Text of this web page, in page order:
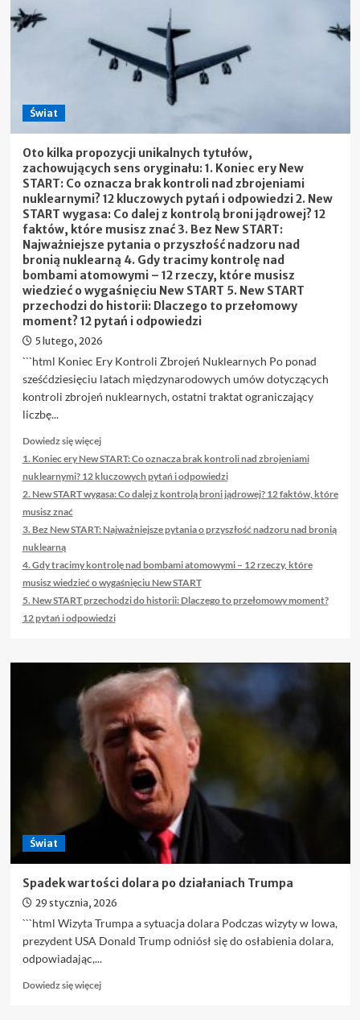
ropy
–
napięcia
Świat
Oto kilka propozycji unikalnych tytułów,
zachowujących sens oryginału: 1. Koniec ery New
START: Co oznacza brak kontroli nad zbrojeniami
nuklearnymi? 12 kluczowych pytań i odpowiedzi 2. New
START wygasa: Co dalej z kontrolą broni jądrowej? 12
faktów, które musisz znać 3. Bez New START:
Najważniejsze pytania o przyszłość nadzoru nad
bronią nuklearną 4. Gdy tracimy kontrolę nad
bombami atomowymi – 12 rzeczy, które musisz
wiedzieć o wygaśnięciu New START 5. New START
przechodzi do historii: Dlaczego to przełomowy
moment? 12 pytań i odpowiedzi
5 lutego, 2026
```html Koniec Ery Kontroli Zbrojeń Nuklearnych Po ponad
sześćdziesięciu latach międzynarodowych umów dotyczących
kontroli zbrojeń nuklearnych, ostatni traktat ograniczający
liczbę...
Dowiedz się więcejDowiedz
się
o
Oto
propozycji
tytułów,
zachowujących
sens
oryginału:
1. Koniec ery New START: Co oznacza brak kontroli nad zbrojeniami
nuklearnymi? 12 kluczowych pytań i odpowiedzi
2. New START wygasa: Co dalej z kontrolą broni jądrowej? 12 faktów, które
musisz znać
3. Bez New START: Najważniejsze pytania o przyszłość nadzoru nad bronią
nuklearną
4. Gdy tracimy kontrolę nad bombami atomowymi – 12 rzeczy, które
musisz wiedzieć o wygaśnięciu New START
5. New START przechodzi do historii: Dlaczego to przełomowy moment?
12 pytań i odpowiedzi
Świat
Spadek wartości dolara po działaniach Trumpa
29 stycznia, 2026
```html Wizyta Trumpa a sytuacja dolara Podczas wizyty w Iowa,
prezydent USA Donald Trump odniósł się do osłabienia dolara,
odpowiadając,...
Dowiedz się więcejDowiedz